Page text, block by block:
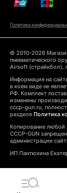
Политика
© 2010-2026
пневматического
Airsoft (страйкбол),
Информация на
в коем виде не
РФ. Комплект
изменены
cccp-gun.ru,
разделе Политика
Копирование любой
CCCP-GUN
администрации
ИП Пантюхина